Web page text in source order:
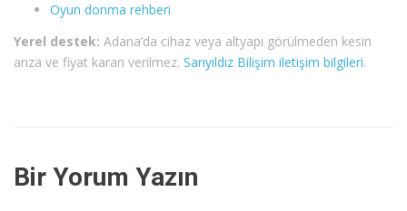
Oyun donma rehberi
Yerel destek: Adana’da cihaz veya altyapı görülmeden kesin
arıza ve fiyat kararı verilmez. Sarıyıldız Bilişim iletişim bilgileri.
Bir Yorum Yazın